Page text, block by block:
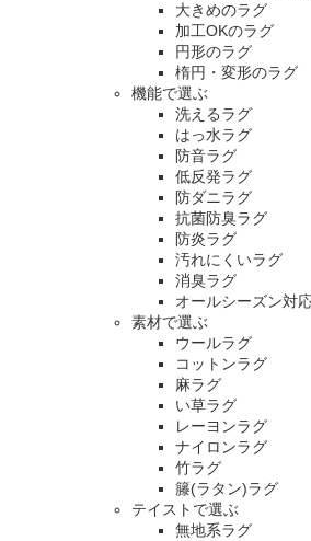
大きめのラグ
加工OKのラグ
円形のラグ
楕円・変形のラグ
機能で選ぶ
洗えるラグ
はっ水ラグ
防音ラグ
低反発ラグ
防ダニラグ
抗菌防臭ラグ
防炎ラグ
汚れにくいラグ
消臭ラグ
オールシーズン対
素材で選ぶ
ウールラグ
コットンラグ
麻ラグ
い草ラグ
レーヨンラグ
ナイロンラグ
竹ラグ
籐(ラタン)ラグ
テイストで選ぶ
無地系ラグ